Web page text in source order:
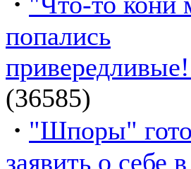
попались
(36585)
· "Шпоры"
заявить о себе в